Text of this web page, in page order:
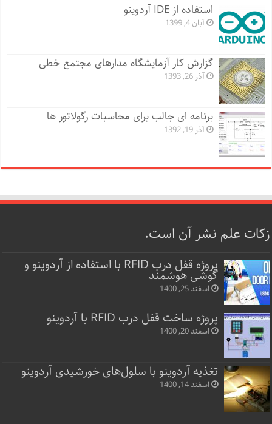
استفاده از IDE آردوینو
آبان 4, 1399
گزارش کار آزمایشگاه مدارهای مجتمع خطی
آذر 26, 1393
برنامه ای جالب برای محاسبات رگولاتور ها
آذر 19, 1392
زکات علم نشر آن است.
پروژه قفل‌ درب RFID با استفاده از آردوینو و
گوشی هوشمند
اسفند 25, 1400
پروژه ساخت قفل‌ درب RFID با آردوینو
اسفند 20, 1400
تغذیه آردوینو با سلول‌های خورشیدی آردوینو
اسفند 14, 1400